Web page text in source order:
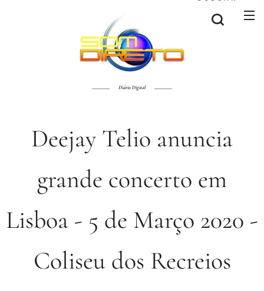
Diário Digital
Deejay Telio anuncia
grande concerto em
Lisboa - 5 de Março 2020 -
Coliseu dos Recreios